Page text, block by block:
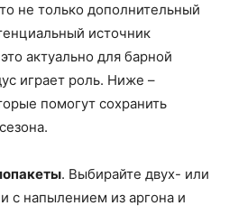
не только дополнительный
источник
актуально для барной
играет роль. Ниже –
помогут сохранить
. Выбирайте двух- или
с напылением из аргона и